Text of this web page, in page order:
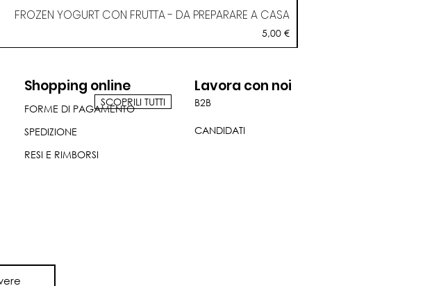
FROZEN YOGURT CON FRUTTA - DA PREPARARE A CASA
Prezzo
5,00 €
Shopping online Lavora con noi
RESI E RIMBORSI
FORME DI PAGAMENTO
SPEDIZIONE
B2B
CANDIDATI
SCOPRILI TUTTI